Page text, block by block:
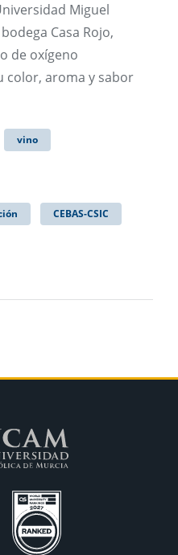
Miguel
Casa Rojo,
de oxígeno
color, aroma y sabor
vino
CEBAS-CSIC